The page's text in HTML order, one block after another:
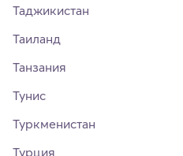
Таджикистан
Таиланд
Танзания
Тунис
Туркменистан
Турция